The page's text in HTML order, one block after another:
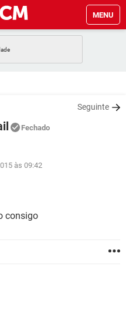
MENU
GMAIL
WHATSAPP
EXCEL
GMAIL
Seguinte
Fechado
às 09:42
consigo